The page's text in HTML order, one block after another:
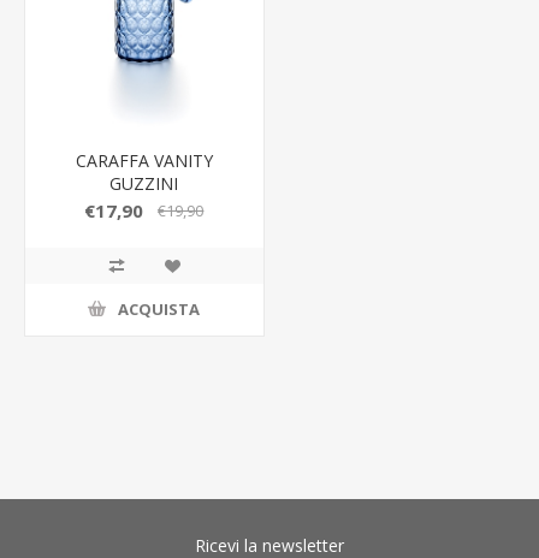
CARAFFA VANITY
GUZZINI
€17,90 €19,90
ACQUISTA
Ricevi la newsletter